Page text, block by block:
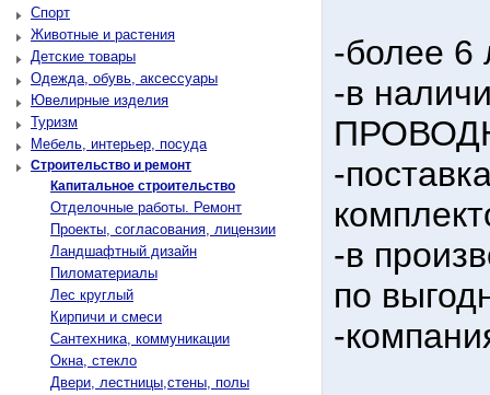
Спорт
Животные и растения
Детские товары
Одежда, обувь, аксессуары
Ювелирные изделия
Туризм
Мебель, интерьер, посуда
Строительство и ремонт
Капитальное строительство
Отделочные работы. Ремонт
Проекты, согласования, лицензии
Ландшафтный дизайн
Пиломатериалы
Лес круглый
Кирпичи и смеси
Сантехника, коммуникации
Окна, стекло
Двери, лестницы,стены, полы
-более 6
-в
-
-в
по
-